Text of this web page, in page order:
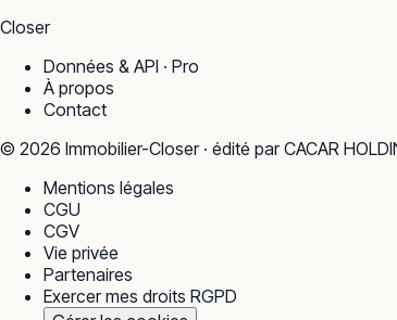
Closer
Données & API · Pro
À propos
Contact
© 2026 Immobilier-Closer · édité par CACAR
Mentions légales
CGU
CGV
Vie privée
Partenaires
Exercer mes droits RGPD